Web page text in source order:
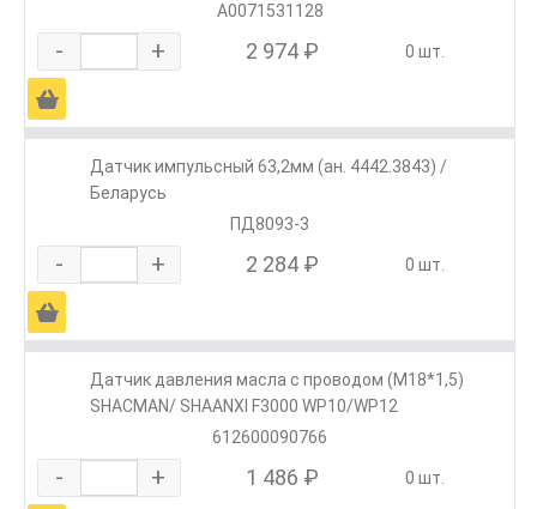
A0071531128
- + 2 974 ₽ 0 шт.
Ä
Датчик импульсный 63,2мм (ан. 4442.3843) /
Беларусь
ПД8093-3
- + 2 284 ₽ 0 шт.
Ä
Датчик давления масла с проводом (М18*1,5)
SHACMAN/ SHAANXI F3000 WP10/WP12
612600090766
- + 1 486 ₽ 0 шт.